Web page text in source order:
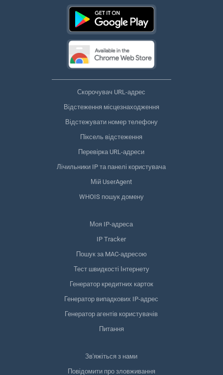
Скорочувач URL-адрес
Відстеження місцезнаходження
Відстежувати номер телефону
Піксель відстеження
Перевірка URL-адреси
Лічильники IP та панелі користувача
Мій UserAgent
WHOIS пошук домену
Моя IP-адреса
IP Tracker
Пошук за MAC-адресою
Тест швидкості Інтернету
Генератор кредитних карток
Генератор випадкових IP-адрес
Генератор агентів користувачів
Питання
Зв'яжіться з нами
Повідомити про зловживання